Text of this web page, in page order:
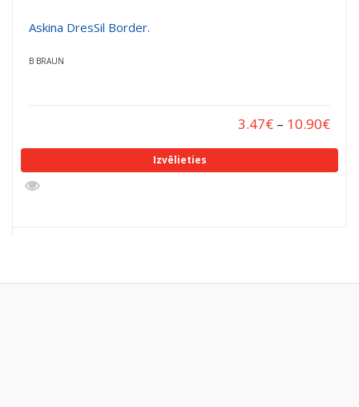
Askina DresSil Border.
B BRAUN
3.47€ – 10.90€
Izvēlieties